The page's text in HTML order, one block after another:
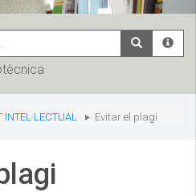
INTEL·LECTUAL Evitar el plagi